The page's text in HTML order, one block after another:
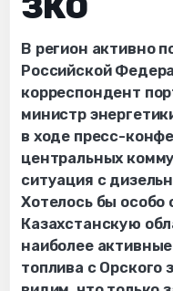
В регион активно
Российской
корреспондент
министр
в ходе пресс-
центральных
ситуация с
Хотелось бы особо
Казахстанскую
наиболее
топлива с Орского